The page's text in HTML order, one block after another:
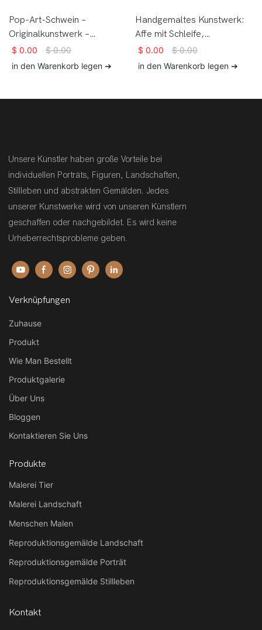
Pop-Art-Schwein –
Originalkunstwerk –
Ölgemälde – Schweinebild –
Schweinekunst –
$ 0.00 $0.00
in den Warenkorb legen ➔
Handgemaltes Kunstwerk:
Affe mit Schleife,
nachdenklicher Affe,
Leinwandbild im Pop-Art-Stil
$ 0.00 $0.00
in den Warenkorb legen ➔
Unsere Künstler haben große Vorteile bei
individuellen Porträts, Figuren, Landschaften,
Stillleben und abstrakten Gemälden. Jedes
unserer Kunstwerke wird von unseren Künstlern
geschaffen oder nachgebildet. Es wird keine
Urheberrechtsprobleme geben.
Verknüpfungen
Zuhause
Produkt
Wie Man Bestellt
Produktgalerie
Über Uns
Bloggen
Kontaktieren Sie Uns
Produkte
Malerei Tier
Malerei Landschaft
Menschen Malen
Reproduktionsgemälde Landschaft
Reproduktionsgemälde Porträt
Reproduktionsgemälde Stillleben
Kontakt